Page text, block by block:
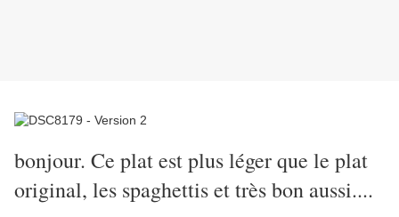
bonjour. Ce plat est plus léger que le plat
original, les spaghettis et très bon aussi....